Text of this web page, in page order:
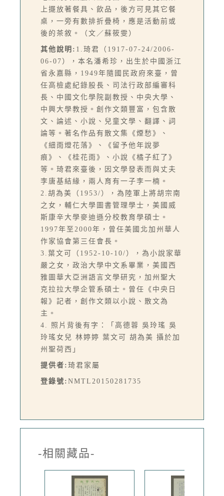
上擺放著餐具、飲品，後方可見其它餐
桌，一旁有數排折疊椅，應是活動前或
後的茶敘。（文／蘇筱雯）
其他說明: 1.琦君（1917-07-24/2006-
06-07），本名潘希珍，出生於中國浙江
省永嘉縣，1949年隨國民政府來臺，曾
任高檢處紀錄股長、司法行政部編審科
長、中國文化學院副教授、中央大學、
中興大學教授。創作文類豐富，包含散
文、論述、小說、兒童文學、翻譯、詞
論等。著名作品有散文集《煙愁》、
《細雨燈花落》、《留予他年說夢
痕》、《桂花雨》、小說《橘子紅了》
等。琦君來臺後，因文學發表而與丈夫
李唐基結緣，兩人育有一子李一楠。
2.胡為美（1953/），為陸軍上將胡宗南
之女，輔仁大學圖書管理學士，美國威
斯康辛大學麥迪遜分校教育學碩士。
1997年至2000年，曾任美國北加州華人
作家協會第三任會長。
3.葉文可（1952-10-10/），為小說家華
嚴之女，政治大學中文系畢業，美國西
雅圖華大亞洲語言文學研究，加州聖大
克拉拉大學企管系碩士。曾任《中央日
報》記者，創作文類以小說、散文為
主。
4. 照片背後有字：「高德蓉 吳玲瑤 吳
玲瑤女兒 林婷婷 葉文可 胡為美 攝於加
州聖荷西」
提供者: 琦君家屬
登錄號: NMTL20150281735
-相關藏品-